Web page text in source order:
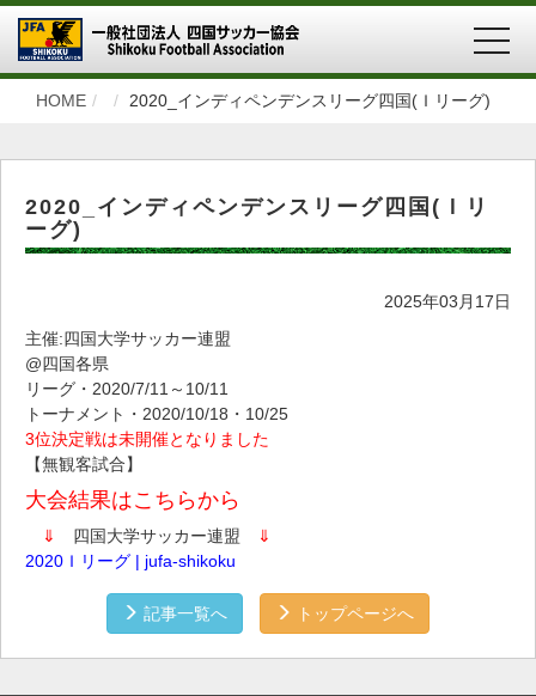
HOME 2020_インディペンデンスリーグ四国(Ｉリーグ)
2020_インディペンデンスリーグ四国(Ｉリ
ーグ)
2025年03月17日
主催:四国大学サッカー連盟
@四国各県
リーグ・2020/7/11～10/11
トーナメント・2020/10/18・10/25
3位決定戦は未開催となりました
【無観客試合】
大会結果はこちらから
⇓ 四国大学サッカー連盟
⇓
2020Ｉリーグ | jufa-shikoku
記事一覧へ トップページへ